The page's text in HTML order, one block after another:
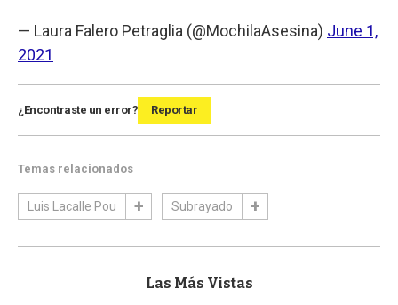
— Laura Falero Petraglia (@MochilaAsesina) June 1,
2021
¿Encontraste un error? Reportar
Temas relacionados
Luis Lacalle Pou Subrayado
Las Más Vistas